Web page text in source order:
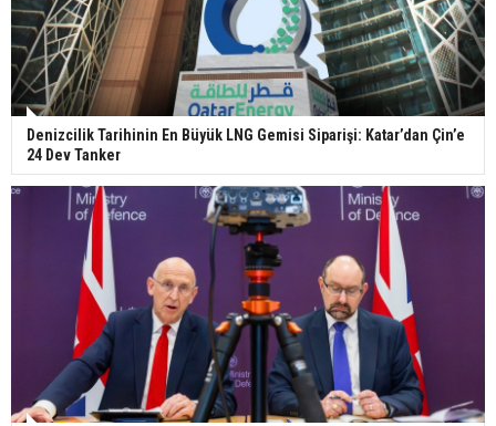
Denizcilik Tarihinin En Büyük LNG Gemisi Siparişi: Katar’dan Çin’e
24 Dev Tanker